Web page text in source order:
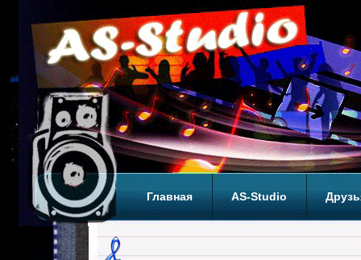
Главная AS-Studio